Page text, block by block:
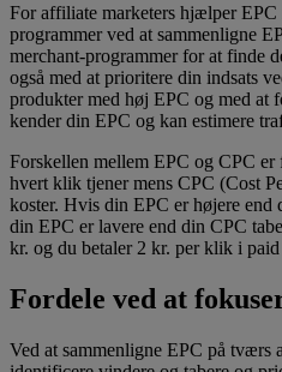
For affiliate marketers hjælper
programmer ved at sammenligne
merchant-programmer for at finde
også med at prioritere din indsats
produkter med høj EPC og med at
kender din EPC og kan estimere
Forskellen mellem EPC og CPC
hvert klik tjener mens CPC (Cost
koster. Hvis din EPC er højere
din EPC er lavere end din CPC
kr. og du betaler 2 kr. per klik i
Fordele ved at
Ved at sammenligne EPC på tværs